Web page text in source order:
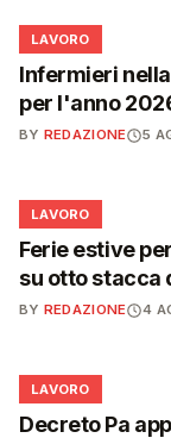
💼
LAVORO
Infermieri
per l'anno
BY REDAZIONE 5
💼
LAVORO
Ferie estive
su otto stacca
BY REDAZIONE 4
💼
LAVORO
Decreto Pa